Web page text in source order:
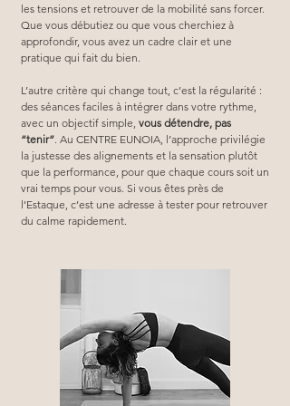
les tensions et retrouver de la mobilité sans forcer.
Que vous débutiez ou que vous cherchiez à
approfondir, vous avez un cadre clair et une
pratique qui fait du bien.
L’autre critère qui change tout, c’est la régularité :
des séances faciles à intégrer dans votre rythme,
avec un objectif simple, vous détendre, pas
“tenir” . Au CENTRE EUNOIA, l’approche privilégie
la justesse des alignements et la sensation plutôt
que la performance, pour que chaque cours soit un
vrai temps pour vous. Si vous êtes près de
l’Estaque, c’est une adresse à tester pour retrouver
du calme rapidement.